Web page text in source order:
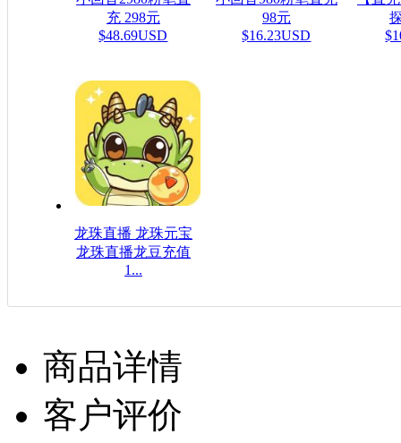
充 298元
$48.69USD
98元
$16.23USD
龙珠直播 龙珠元宝
龙珠直播龙豆充值
1...
商品详情
客户评价